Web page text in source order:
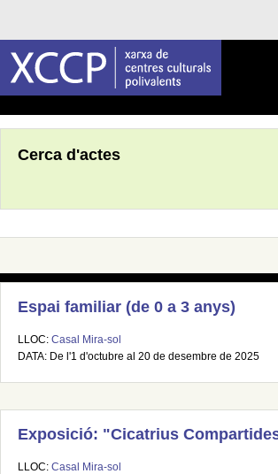
Cerca d'actes
Espai familiar (de 0 a 3 anys)
LLOC: Casal Mira-sol
DATA: De l'1 d'octubre al 20 de desembre de 2025
Exposició: "Cicatrius
LLOC: Casal Mira-sol